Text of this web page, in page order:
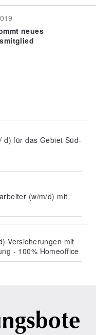
neues
d) für das Gebiet Süd-
(w/m/d) mit
Versicherungen mit
- 100% Homeoffice